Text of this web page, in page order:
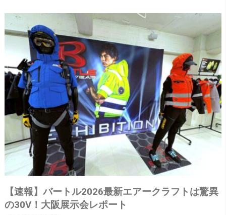
【速報】バートル2026最新エアークラフトは驚異
の30V！大阪展示会レポート